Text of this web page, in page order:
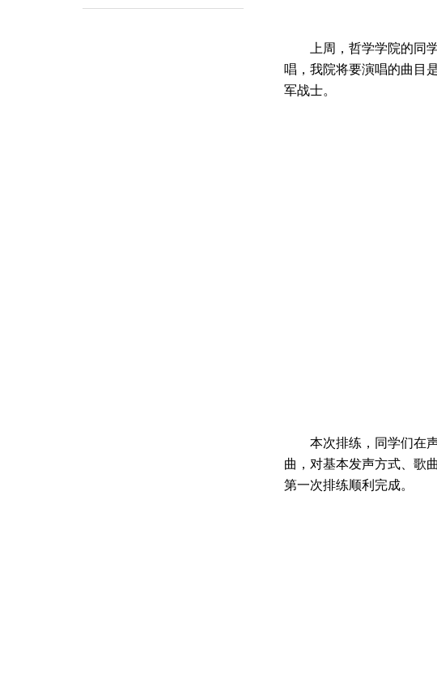
上周，哲学学院的同学
唱，我院将要演唱的曲目
军战士。
本次排练，同学们在声
曲，对基本发声方式、歌
第一次排练顺利完成。